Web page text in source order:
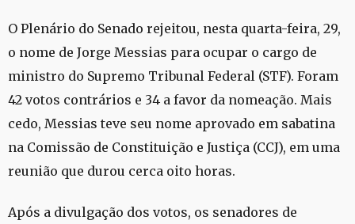
O Plenário do Senado rejeitou, nesta quarta-feira, 29,
o nome de Jorge Messias para ocupar o cargo de
ministro do Supremo Tribunal Federal (STF). Foram
42 votos contrários e 34 a favor da nomeação. Mais
cedo, Messias teve seu nome aprovado em sabatina
na Comissão de Constituição e Justiça (CCJ), em uma
reunião que durou cerca oito horas.
Após a divulgação dos votos, os senadores de